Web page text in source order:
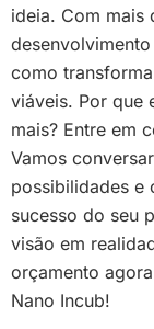
ideia. Com mais
como
viáveis. Por que
mais? Entre em
Vamos
possibilidades e
sucesso do seu
visão em
orçamento
Nano Incub!